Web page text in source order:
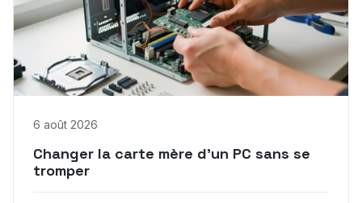
6 août 2026
Changer la carte mère d’un PC sans se
tromper